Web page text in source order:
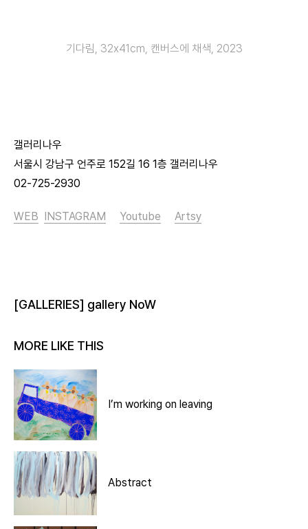
기다림, 32x41cm, 캔버스에 채색, 2023
갤러리나우
서울시 강남구 언주로 152길 16 1층 갤러리나우
02-725-2930
WEB INSTAGRAM Youtube Artsy
[GALLERIES] gallery NoW
MORE LIKE THIS
I’m working on leaving
Abstract